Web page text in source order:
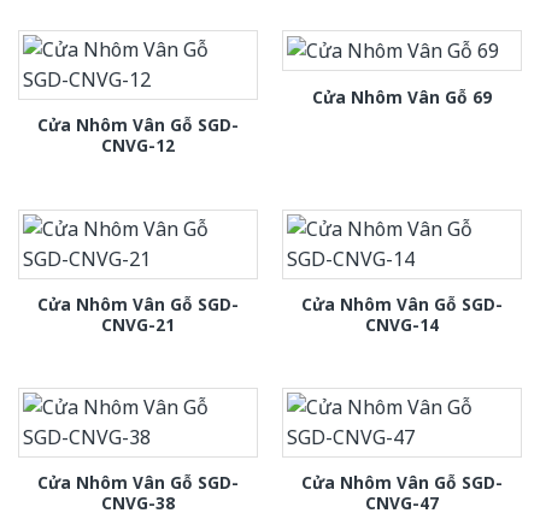
Cửa Nhôm Vân Gỗ SGD-
CNVG-12
Cửa Nhôm Vân Gỗ 69
Cửa Nhôm Vân Gỗ SGD-
CNVG-21
Cửa Nhôm Vân Gỗ SGD-
CNVG-14
Cửa Nhôm Vân Gỗ SGD-
CNVG-38
Cửa Nhôm Vân Gỗ SGD-
CNVG-47